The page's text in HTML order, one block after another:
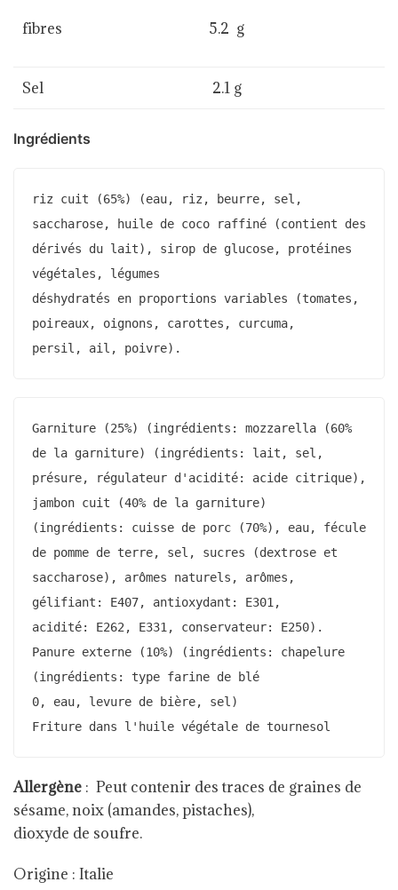
fibres 5.2 g
Sel 2.1 g
Ingrédients
riz cuit (65%) (eau, riz, beurre, sel,
saccharose, huile de coco raffiné (contient des
dérivés du lait), sirop de glucose, protéines
végétales, légumes
déshydratés en proportions variables (tomates,
poireaux, oignons, carottes, curcuma,
persil, ail, poivre).
Garniture (25%) (ingrédients: mozzarella (60%
de la garniture) (ingrédients: lait, sel,
présure, régulateur d'acidité: acide citrique),
jambon cuit (40% de la garniture)
(ingrédients: cuisse de porc (70%), eau, fécule
de pomme de terre, sel, sucres (dextrose et
saccharose), arômes naturels, arômes,
gélifiant: E407, antioxydant: E301,
acidité: E262, E331, conservateur: E250).
Panure externe (10%) (ingrédients: chapelure
(ingrédients: type farine de blé
0, eau, levure de bière, sel)
Friture dans l'huile végétale de tournesol
Allergène : Peut contenir des traces de graines de
sésame, noix (amandes, pistaches),
dioxyde de soufre.
Origine : Italie